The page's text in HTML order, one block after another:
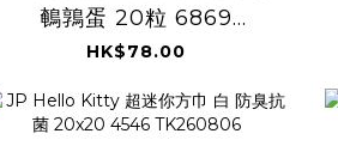
鵪鶉蛋 20粒 6869
TK260806
HK$78.00